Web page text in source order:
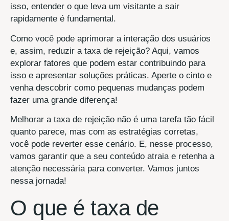
isso, entender o que leva um visitante a sair
rapidamente é fundamental.
Como você pode aprimorar a interação dos usuários
e, assim, reduzir a taxa de rejeição? Aqui, vamos
explorar fatores que podem estar contribuindo para
isso e apresentar soluções práticas. Aperte o cinto e
venha descobrir como pequenas mudanças podem
fazer uma grande diferença!
Melhorar a taxa de rejeição não é uma tarefa tão fácil
quanto parece, mas com as estratégias corretas,
você pode reverter esse cenário. E, nesse processo,
vamos garantir que a seu conteúdo atraia e retenha a
atenção necessária para converter. Vamos juntos
nessa jornada!
O que é taxa de